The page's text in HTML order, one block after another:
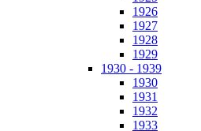
1926
1927
1928
1929
1930 - 1939
1930
1931
1932
1933